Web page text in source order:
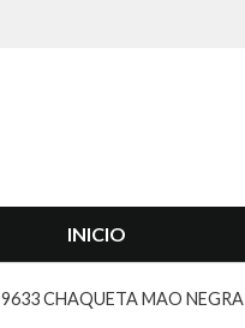
INICIO
9633 CHAQUETA MAO NEGRA